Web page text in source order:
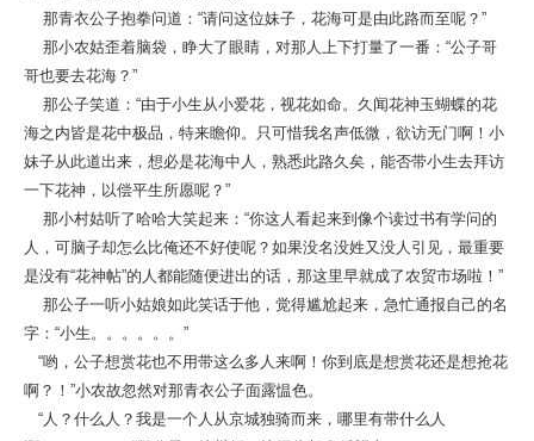
那青衣公子抱拳问道：“请问这位妹子，花海可是由此路而至呢？”
那小农姑歪着脑袋，睁大了眼睛，对那人上下打量了一番：“公子哥
哥也要去花海？”
那公子笑道：“由于小生从小爱花，视花如命。久闻花神玉蝴蝶的花
海之内皆是花中极品，特来瞻仰。只可惜我名声低微，欲访无门啊！小
妹子从此道出来，想必是花海中人，熟悉此路久矣，能否带小生去拜访
一下花神，以偿平生所愿呢？”
那小村姑听了哈哈大笑起来：“你这人看起来到像个读过书有学问的
人，可脑子却怎么比俺还不好使呢？如果没名没姓又没人引见，最重要
是没有“花神帖”的人都能随便进出的话，那这里早就成了农贸市场啦！”
那公子一听小姑娘如此笑话于他，觉得尴尬起来，急忙通报自己的名
字：“小生。。。。。。”
“哟，公子想赏花也不用带这么多人来啊！你到底是想赏花还是想抢花
啊？！”小农故忽然对那青衣公子面露愠色。
“人？什么人？我是一个人从京城独骑而来，哪里有带什么人